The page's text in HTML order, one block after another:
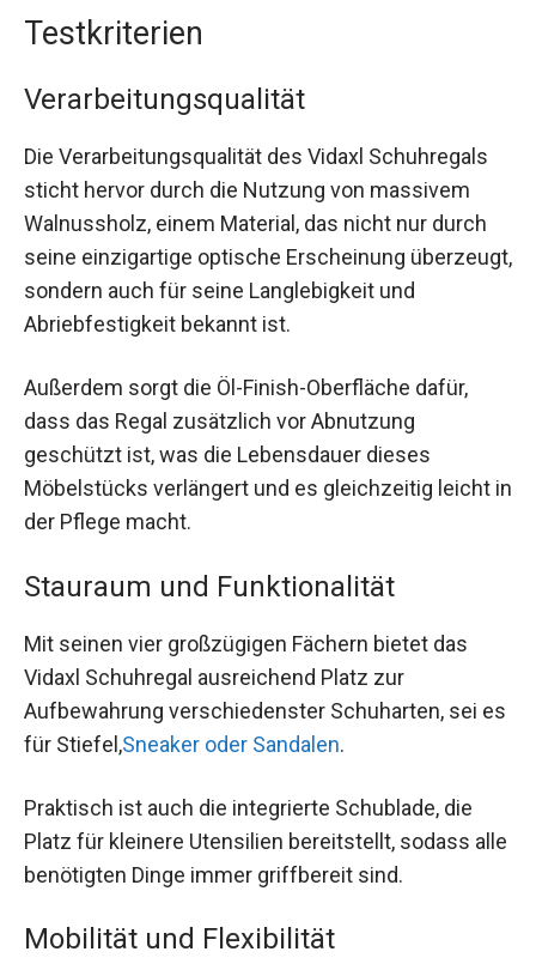
Testkriterien
Verarbeitungsqualität
Die Verarbeitungsqualität des Vidaxl Schuhregals
sticht hervor durch die Nutzung von massivem
Walnussholz, einem Material, das nicht nur durch
seine einzigartige optische Erscheinung überzeugt,
sondern auch für seine Langlebigkeit und
Abriebfestigkeit bekannt ist.
Außerdem sorgt die Öl-Finish-Oberfläche dafür,
dass das Regal zusätzlich vor Abnutzung
geschützt ist, was die Lebensdauer dieses
Möbelstücks verlängert und es gleichzeitig leicht in
der Pflege macht.
Stauraum und Funktionalität
Mit seinen vier großzügigen Fächern bietet das
Vidaxl Schuhregal ausreichend Platz zur
Aufbewahrung verschiedenster Schuharten, sei es
für Stiefel,Sneaker oder Sandalen.
Praktisch ist auch die integrierte Schublade, die
Platz für kleinere Utensilien bereitstellt, sodass alle
benötigten Dinge immer griffbereit sind.
Mobilität und Flexibilität